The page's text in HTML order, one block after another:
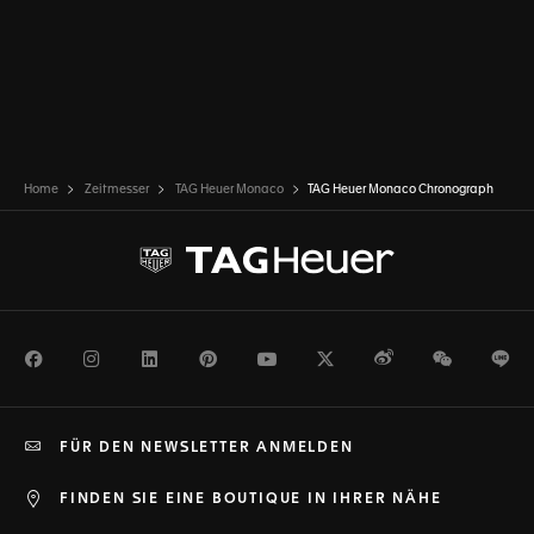
Home Zeitmesser TAG Heuer Monaco TAG Heuer Monaco Chronograph
FacebookInstagramLinkedInPinterestYoutubeTwitterWeiboWeChat
FINDEN SIE EINE BOUTIQUE IN IHRER NÄHE
FÜR DEN NEWSLETTER ANMELDEN